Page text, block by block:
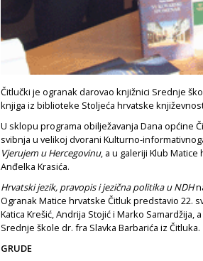
Čitlučki je ogranak darovao knjižnici Srednje
knjiga iz biblioteke Stoljeća hrvatske
U sklopu programa obilježavanja Dana općine
svibnja u velikoj dvorani Kulturno-
Vjerujem u Hercegovinu, a u galeriji Klub
Anđelka Krasića.
Hrvatski jezik, pravopis i jezična politika u NDH
Ogranak Matice hrvatske Čitluk predstavio 22.
Katica Krešić, Andrija Stojić i Marko
Srednje škole dr. fra Slavka Barbarića iz Čitluka.
GRUDE